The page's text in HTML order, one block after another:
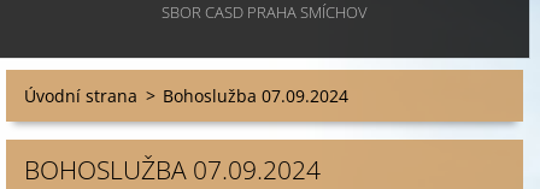
SBOR CASD PRAHA SMÍCHOV
Úvodní strana > Bohoslužba 07.09.2024
BOHOSLUŽBA 07.09.2024